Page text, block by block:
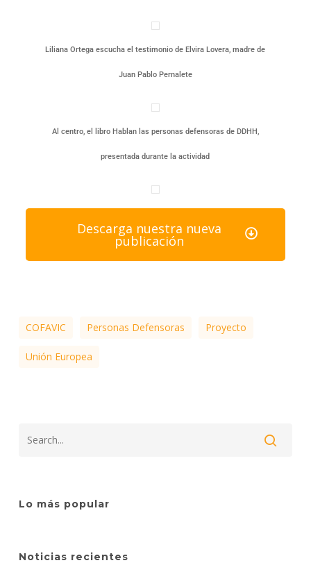
Liliana Ortega escucha el testimonio de Elvira Lovera, madre de
Juan Pablo Pernalete
Al centro, el libro Hablan las personas defensoras de DDHH,
presentada durante la actividad
Descarga nuestra nueva
publicación
COFAVIC Personas Defensoras Proyecto
Unión Europea
Lo más popular
Noticias recientes